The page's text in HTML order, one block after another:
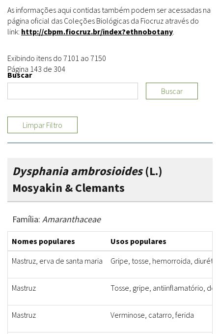
As informações aqui contidas também podem ser acessadas na
página oficial das Coleções Biológicas da Fiocruz através do
link: http://cbpm.fiocruz.br/index?ethnobotany.
Exibindo itens do 7101 ao 7150
Página 143 de 304
Buscar
Buscar
Limpar Filtro
Dysphania ambrosioides(L.)
Mosyakin & Clemants
Família: Amaranthaceae
Nomes populares
Usos populares
Mastruz, erva de santa maria
Gripe, tosse, hemorroida,
Mastruz Tosse, gripe, antiinflamatório,
Mastruz Verminose, catarro, ferida